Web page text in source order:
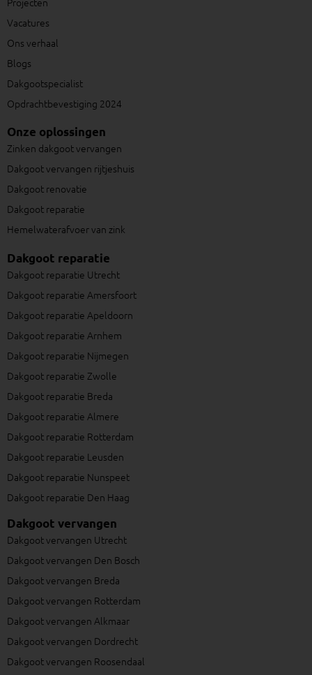
Vacatures
Ons verhaal
Blogs
Dakgootspecialist
Opdrachtbevestiging 2024
Onze oplossingen
Zinken dakgoot vervangen
Dakgoot vervangen rijtjeshuis
Dakgoot renovatie
Dakgoot reparatie
Hemelwaterafvoer van zink
Dakgoot reparatie
Dakgoot reparatie Utrecht
Dakgoot reparatie Amersfoort
Dakgoot reparatie Apeldoorn
Dakgoot reparatie Arnhem
Dakgoot reparatie Nijmegen
Dakgoot reparatie Zwolle
Dakgoot reparatie Breda
Dakgoot reparatie Almere
Dakgoot reparatie Rotterdam
Dakgoot reparatie Leusden
Dakgoot reparatie Nunspeet
Dakgoot reparatie Den Haag
Dakgoot vervangen
Dakgoot vervangen Utrecht
Dakgoot vervangen Den Bosch
Dakgoot vervangen Breda
Dakgoot vervangen Rotterdam
Dakgoot vervangen Alkmaar
Dakgoot vervangen Dordrecht
Dakgoot vervangen Roosendaal